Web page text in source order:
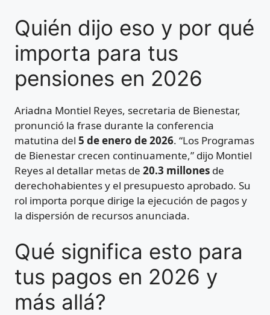
Quién dijo eso y por qué
importa para tus
pensiones en 2026
Ariadna Montiel Reyes, secretaria de Bienestar,
pronunció la frase durante la conferencia
matutina del 5 de enero de 2026. “Los Programas
de Bienestar crecen continuamente,” dijo Montiel
Reyes al detallar metas de 20.3 millones de
derechohabientes y el presupuesto aprobado. Su
rol importa porque dirige la ejecución de pagos y
la dispersión de recursos anunciada.
Qué significa esto para
tus pagos en 2026 y
más allá?